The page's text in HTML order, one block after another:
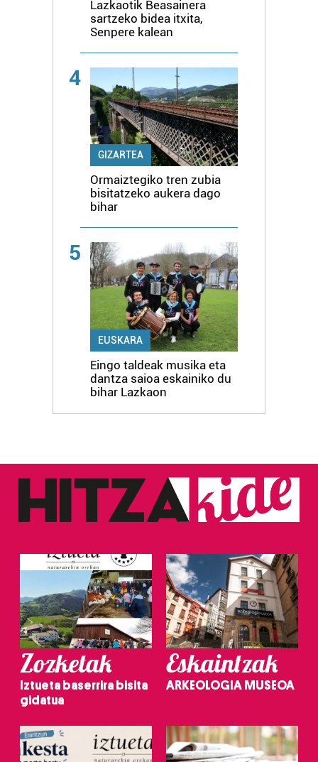
Lazkaotik Beasainera
sartzeko bidea itxita,
Senpere kalean
4
GIZARTEA
Ormaiztegiko tren zubia
bisitatzeko aukera dago
bihar
5
EUSKARA
Eingo taldeak musika eta
dantza saioa eskainiko du
bihar Lazkaon
Zozketak
Iztueta baserrira bisita
gidatua
Eskaintzak
ARKEOLOGIA MUSEOA